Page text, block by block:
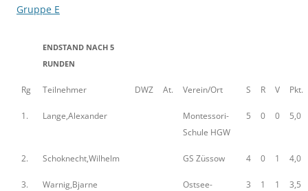
Gruppe E
ENDSTAND NACH 5
RUNDEN
Rg Teilnehmer DWZ At. Verein/Ort S R V Pkt.
1. Lange,Alexander
Montessori-
Schule HGW
5 0 0 5,0
2. Schoknecht,Wilhelm GS Züssow 4 0 1 4,0
3. Warnig,Bjarne
Ostsee-
3 1 1 3,5